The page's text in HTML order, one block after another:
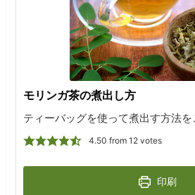
モリンガ茶の煮出し方
ティーバッグを使って煮出す方法を
4.50 from 12votes
印刷